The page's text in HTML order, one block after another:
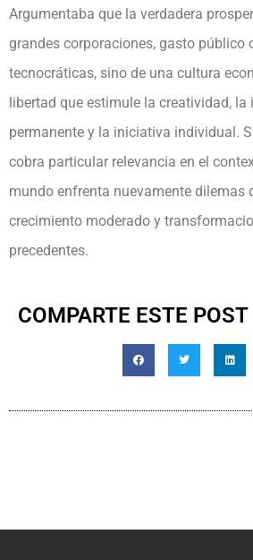
Argumentaba que la verdadera
grandes corporaciones, gasto público
tecnocráticas, sino de una cultura
libertad que estimule la creatividad, la
permanente y la iniciativa individual.
cobra particular relevancia en el
mundo enfrenta nuevamente dilemas
crecimiento moderado y
precedentes.
COMPARTE ESTE POST